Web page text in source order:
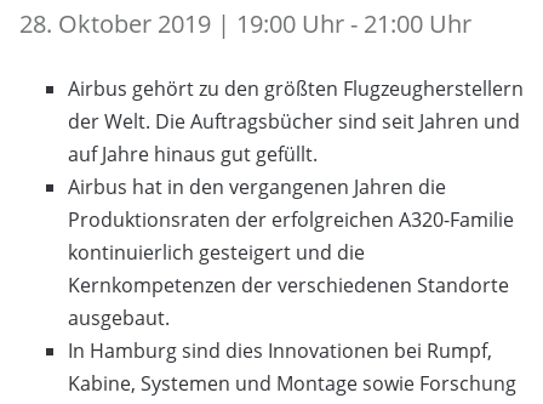
28. Oktober 2019 | 19:00 Uhr - 21:00 Uhr
Airbus gehört zu den größten Flugzeugherstellern
der Welt. Die Auftragsbücher sind seit Jahren und
auf Jahre hinaus gut gefüllt.
Airbus hat in den vergangenen Jahren die
Produktionsraten der erfolgreichen A320-Familie
kontinuierlich gesteigert und die
Kernkompetenzen der verschiedenen Standorte
ausgebaut.
In Hamburg sind dies Innovationen bei Rumpf,
Kabine, Systemen und Montage sowie Forschung